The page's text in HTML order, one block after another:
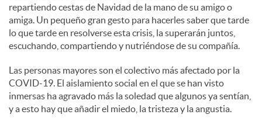
repartiendo cestas de Navidad de la mano de su amigo o
amiga. Un pequeño gran gesto para hacerles saber que tarde
lo que tarde en resolverse esta crisis, la superarán juntos,
escuchando, compartiendo y nutriéndose de su compañía.
Las personas mayores son el colectivo más afectado por la
COVID-19. El aislamiento social en el que se han visto
inmersas ha agravado más la soledad que algunos ya sentían,
y a esto hay que añadir el miedo, la tristeza y la angustia.